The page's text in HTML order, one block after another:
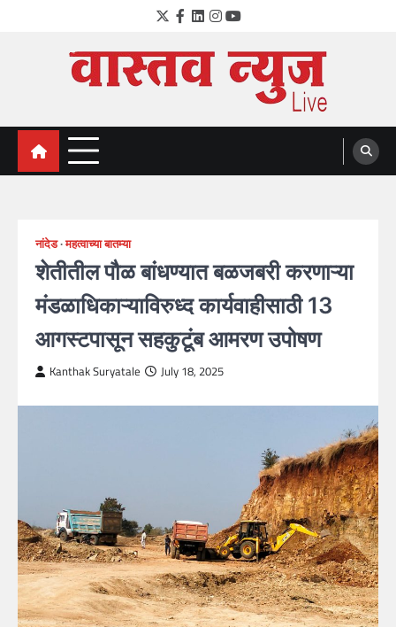
Twitter
Facebook
LinkedIn
Instagram
YouTube
VastavNEWSLive.com
a leading NEWS portal of Maharahstra
नांदेड महत्वाच्या बातम्या
शेतीतील पौळ बांधण्यात बळजबरी करणाऱ्या
मंडळाधिकाऱ्याविरुध्द कार्यवाहीसाठी 13
आगस्टपासून सहकुटूंब आमरण उपोषण
Kanthak Suryatale July 18, 2025